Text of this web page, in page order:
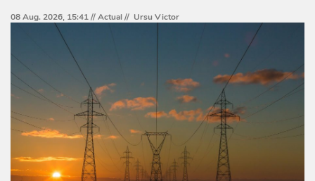
08 Aug. 2026, 15:41 //Actual// Ursu Victor